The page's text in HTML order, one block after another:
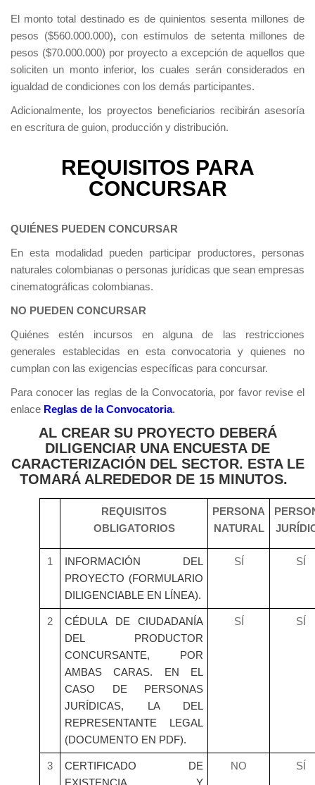
El monto total destinado es de quinientos sesenta millones de
pesos ($560.000.000),con estímulos de setenta millones de
pesos ($70.000.000) por proyecto a excepción de aquellos que
soliciten un monto inferior, los cuales serán considerados en
igualdad de condiciones con los demás participantes.
Adicionalmente, los proyectos beneficiarios recibirán asesoría
en escritura de guion, producción y distribución.
REQUISITOS PARA
CONCURSAR
QUIÉNES PUEDEN CONCURSAR
En esta modalidad pueden participar productores, personas
naturales colombianas o personas jurídicas que sean empresas
cinematográficas colombianas.
NO PUEDEN CONCURSAR
Quiénes estén incursos en alguna de las restricciones
generales establecidas en esta convocatoria y quienes no
cumplan con las exigencias específicas para concursar.
Para conocer las reglas de la Convocatoria, por favor revise el
enlace Reglas de la Convocatoria.
AL CREAR SU PROYECTO DEBERÁ
DILIGENCIAR UNA ENCUESTA DE
CARACTERIZACIÓN DEL SECTOR. ESTA LE
TOMARÁ ALREDEDOR DE 15 MINUTOS.
REQUISITOS
OBLIGATORIOS
PERSONA
NATURAL
1
INFORMACIÓN DEL
PROYECTO (FORMULARIO
DILIGENCIABLE EN LÍNEA).
SÍ SÍ
2
CÉDULA DE CIUDADANÍA
DEL PRODUCTOR
CONCURSANTE, POR
AMBAS CARAS. EN EL
CASO DE PERSONAS
JURÍDICAS, LA DEL
REPRESENTANTE LEGAL
(DOCUMENTO EN PDF).
SÍ SÍ
3
CERTIFICADO DE
NO SÍ